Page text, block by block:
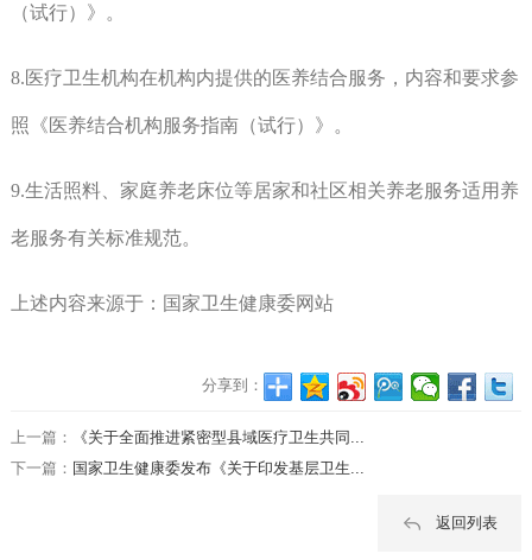
（试行）》。
8.医疗卫生机构在机构内提供的医养结合服务，内容和要求参
照《医养结合机构服务指南（试行）》。
9.生活照料、家庭养老床位等居家和社区相关养老服务适用养
老服务有关标准规范。
上述内容来源于：国家卫生健康委网站
分享到：
上一篇：
《关于全面推进紧密型县域医疗卫生共同...
下一篇： 国家卫生健康委发布《关于印发基层卫生...
返回列表